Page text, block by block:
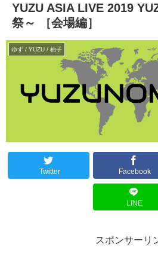
YUZU ASIA LIVE 2019
祭～ ［会場編］
ゆず / YUZU / 柚子
Twitter Facebook
LINE
スポンサーリ